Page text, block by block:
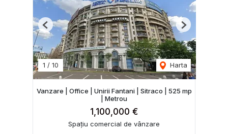
1 / 10 Harta
Previous Next
Vanzare | Office | Unirii Fantani | Sitraco | 525 mp
| Metrou
1,100,000 €
Spațiu comercial de vânzare